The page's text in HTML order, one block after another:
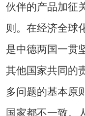
伙伴的产品加征
则。在经济全球
是中德两国一贯
其他国家共同的
多问题的基本原
国家都不一致。